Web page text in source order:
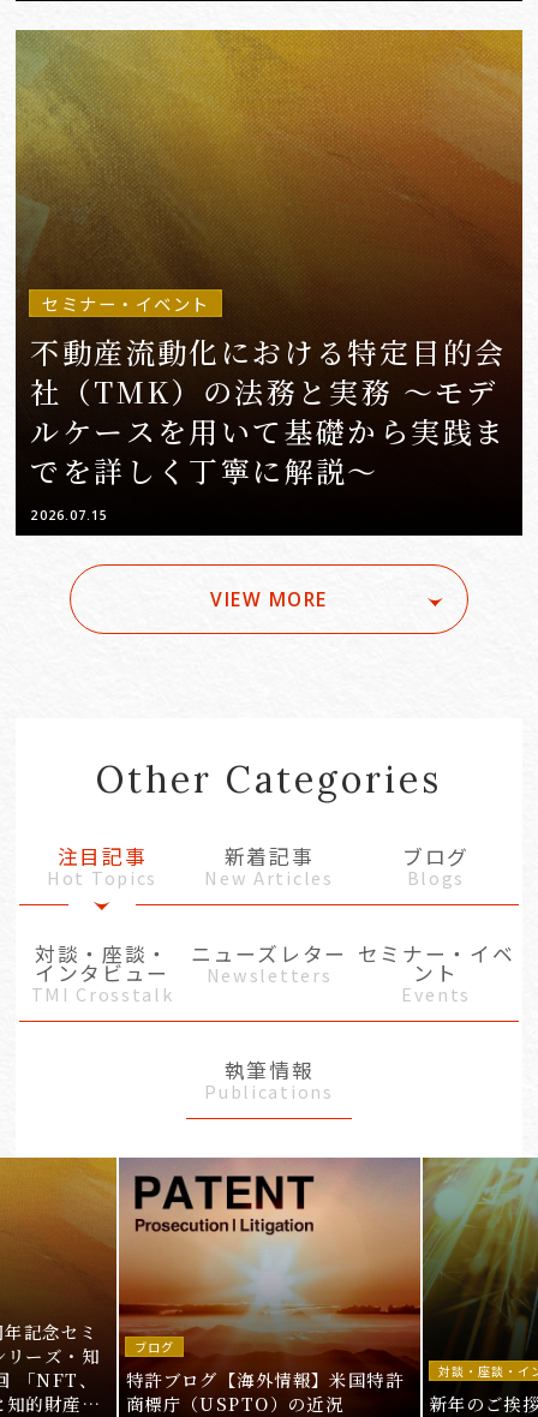
セミナー・イベント
不動産流動化における特定目的会
社（TMK）の法務と実務 ～モデ
ルケースを用いて基礎から実践ま
でを詳しく丁寧に解説～
2026.07.15
VIEW MORE
Other Categories
注目記事
Hot Topics
新着記事
New Articles
ブログ
Blogs
対談・座談・
インタビュー
TMI Crosstalk
ニューズレター
Newsletters
セミナー・イベ
ント
Events
執筆情報
Publications
記念セミ
リーズ・知
「NFT、
知的財産
ブログ
特許ブログ【海外情報】米国特許
商標庁（USPTO）の近況
対談・座談・イ
新年のご挨